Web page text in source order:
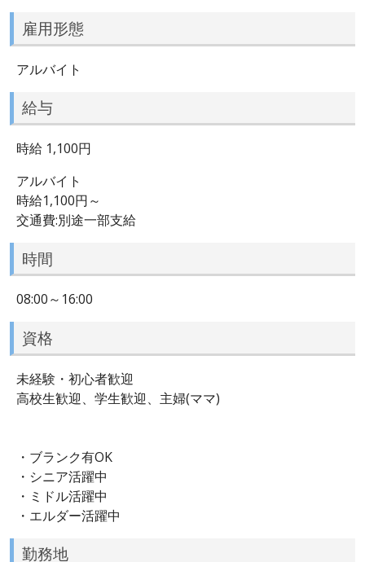
雇用形態
アルバイト
給与
時給 1,100円
アルバイト
時給1,100円～
交通費:別途一部支給
時間
08:00～16:00
資格
未経験・初心者歓迎
高校生歓迎、学生歓迎、主婦(ママ)
・ブランク有OK
・シニア活躍中
・ミドル活躍中
・エルダー活躍中
勤務地